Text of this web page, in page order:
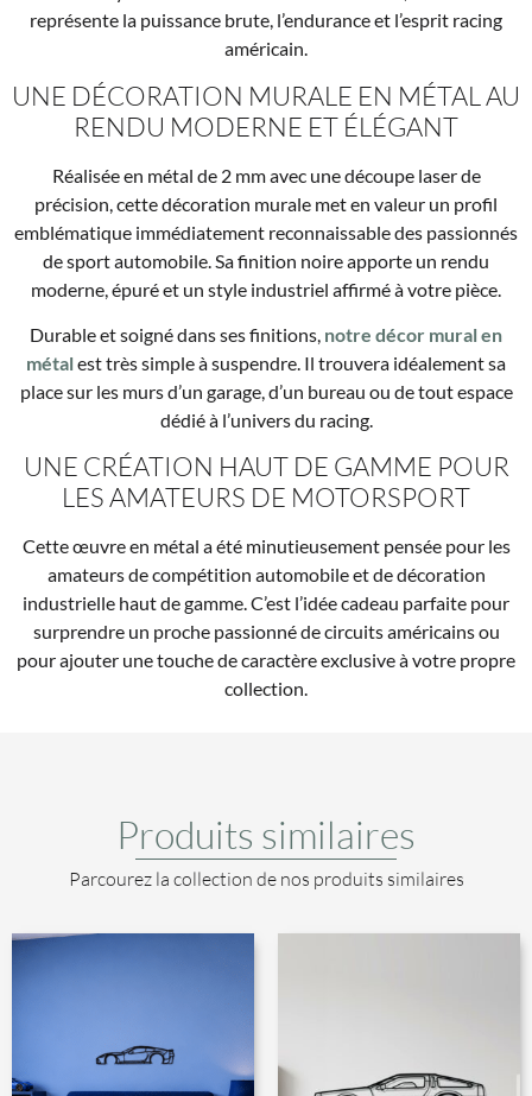
représente la puissance brute, l’endurance et l’esprit racing
américain.
UNE DÉCORATION MURALE EN MÉTAL AU
RENDU MODERNE ET ÉLÉGANT
Réalisée en métal de 2 mm avec une découpe laser de
précision, cette décoration murale met en valeur un profil
emblématique immédiatement reconnaissable des passionnés
de sport automobile. Sa finition noire apporte un rendu
moderne, épuré et un style industriel affirmé à votre pièce.
Durable et soigné dans ses finitions, notre décor mural en
métalest très simple à suspendre. Il trouvera idéalement sa
place sur les murs d’un garage, d’un bureau ou de tout espace
dédié à l’univers du racing.
UNE CRÉATION HAUT DE GAMME POUR
LES AMATEURS DE MOTORSPORT
Cette œuvre en métal a été minutieusement pensée pour les
amateurs de compétition automobile et de décoration
industrielle haut de gamme. C’est l’idée cadeau parfaite pour
surprendre un proche passionné de circuits américains ou
pour ajouter une touche de caractère exclusive à votre propre
collection.
Produits similaires
Parcourez la collection de nos produits similaires